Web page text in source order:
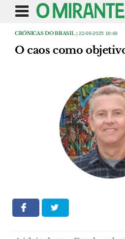
CRÓNICAS DO BRASIL| 22-09-2025 16:49
O caos como